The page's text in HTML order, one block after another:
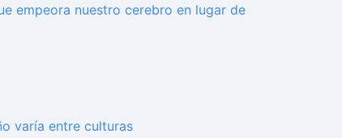
empeora nuestro cerebro en lugar de
varía entre culturas